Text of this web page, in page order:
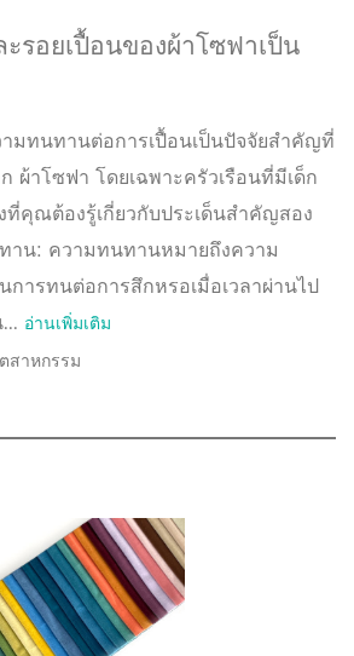
รอยเปื้อนของผ้าโซฟาเป็น
มทนทานต่อการเปื้อนเป็นปัจจัยสำคัญที่
ผ้าโซฟา โดยเฉพาะครัวเรือนที่มีเด็ก
ที่คุณต้องรู้เกี่ยวกับประเด็นสำคัญสอง
าน: ความทนทานหมายถึงความ
การทนต่อการสึกหรอเมื่อเวลาผ่านไป
อ่านเพิ่มเติม
สาหกรรม